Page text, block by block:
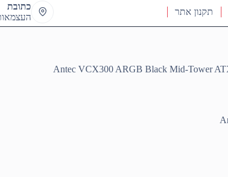
תקנון אתר
כתובת
העצמאות 19 ראש